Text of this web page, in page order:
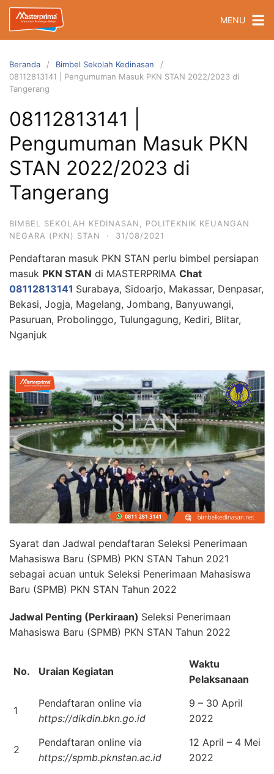
Langsung
konten
MENU
Beranda
Bimbel Sekolah Kedinasan
08112813141 | Pengumuman Masuk PKN STAN 2022/2023 di
Tangerang
08112813141 |
Pengumuman Masuk PKN
STAN 2022/2023 di
Tangerang
BIMBEL SEKOLAH KEDINASAN
POLITEKNIK KEUANGAN
NEGARA (PKN) STAN
· 31/08/2021
Pendaftaran masuk PKN STAN perlu bimbel persiapan
masuk PKN STAN di MASTERPRIMA Chat
08112813141 Surabaya, Sidoarjo, Makassar, Denpasar,
Bekasi, Jogja, Magelang, Jombang, Banyuwangi,
Pasuruan, Probolinggo, Tulungagung, Kediri, Blitar,
Nganjuk
Syarat dan Jadwal pendaftaran Seleksi Penerimaan
Mahasiswa Baru (SPMB) PKN STAN Tahun 2021
sebagai acuan untuk Seleksi Penerimaan Mahasiswa
Baru (SPMB) PKN STAN Tahun 2022
Jadwal Penting (Perkiraan) Seleksi Penerimaan
Mahasiswa Baru (SPMB) PKN STAN Tahun 2022
No. Uraian Kegiatan
Waktu
Pelaksanaan
1
Pendaftaran online via
https://dikdin.bkn.go.id
9 – 30 April
2022
2
Pendaftaran online via
https://spmb.pknstan.ac.id
12 April – 4 Mei
2022